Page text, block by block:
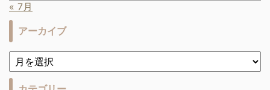
« 7月
アーカイブ